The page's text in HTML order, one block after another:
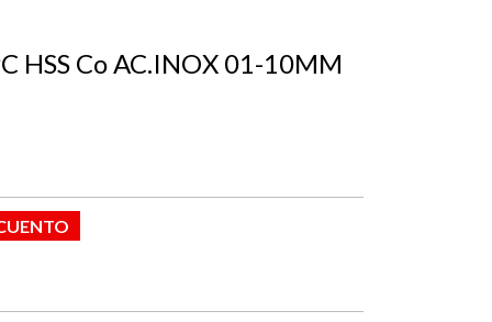
HSS Co AC.INOX 01-10MM